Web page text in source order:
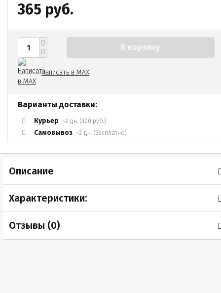
365 руб.
В корзину
Написать в MAX
Варианты доставки:
Курьер ~2 дн. (300 руб.)
Самовывоз ~2 дн. (Бесплатно)
Описание
Характеристики:
Отзывы (0)